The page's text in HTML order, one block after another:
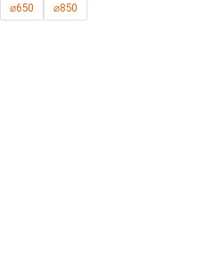
⌀650 ⌀850